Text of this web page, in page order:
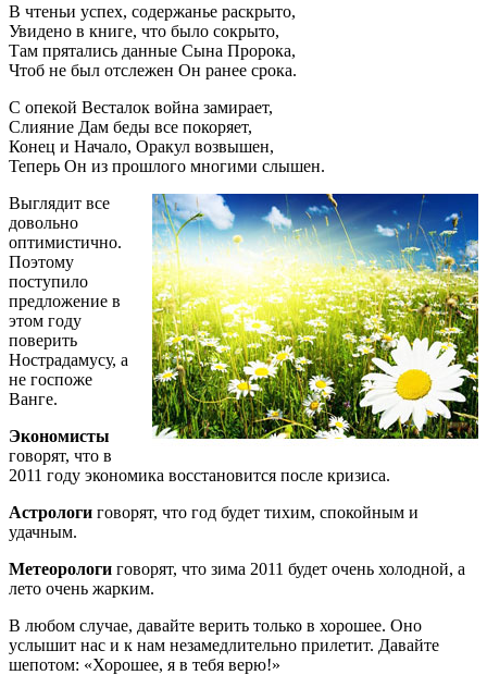
В чтеньи успех, содержанье раскрыто,
Увидено в книге, что было сокрыто,
Там прятались данные Сына Пророка,
Чтоб не был отслежен Он ранее срока.
С опекой Весталок война замирает,
Слияние Дам беды все покоряет,
Конец и Начало, Оракул возвышен,
Теперь Он из прошлого многими слышен.
Выглядит все
довольно
оптимистично.
Поэтому
поступило
предложение в
этом году
поверить
Нострадамусу, а
не госпоже
Ванге.
Экономисты
говорят, что в
2011 году экономика восстановится после кризиса.
Астрологи говорят, что год будет тихим, спокойным и
удачным.
Метеорологи говорят, что зима 2011 будет очень холодной, а
лето очень жарким.
В любом случае, давайте верить только в хорошее. Оно
услышит нас и к нам незамедлительно прилетит. Давайте
шепотом: «Хорошее, я в тебя верю!»